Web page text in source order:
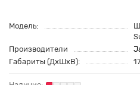
Модель:
Производители
Габариты (ДхШхВ):